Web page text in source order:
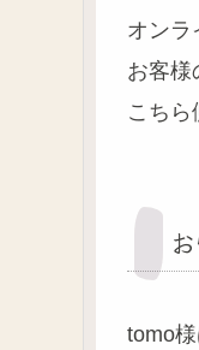
オンラ
お客様
こちら
tomo